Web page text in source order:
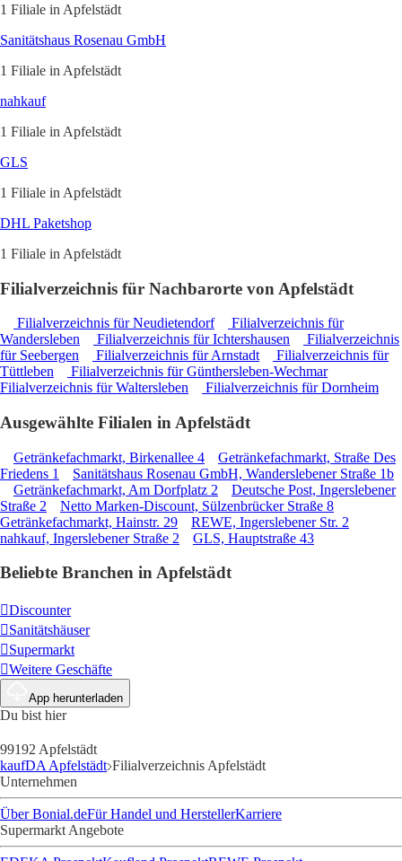
1 Filiale in Apfelstädt
Sanitätshaus Rosenau GmbH
1 Filiale in Apfelstädt
nahkauf
1 Filiale in Apfelstädt
GLS
1 Filiale in Apfelstädt
DHL Paketshop
1 Filiale in Apfelstädt
Filialverzeichnis für Nachbarorte von Apfelstädt
Filialverzeichnis für Neudietendorf
Filialverzeichnis für
Wandersleben
Filialverzeichnis für Ichtershausen
Filialverzeichnis
für Seebergen
Filialverzeichnis für Arnstadt
Filialverzeichnis für
Tüttleben
Filialverzeichnis für Günthersleben-Wechmar
Filialverzeichnis für Waltersleben
Filialverzeichnis für Dornheim
Ausgewählte Filialen in Apfelstädt
Getränkefachmarkt, Birkenallee 4
Getränkefachmarkt, Straße Des
Friedens 1
Sanitätshaus Rosenau GmbH, Wanderslebener Straße 1b
Getränkefachmarkt, Am Dorfplatz 2
Deutsche Post, Ingerslebener
Straße 2
Netto Marken-Discount, Sülzenbrücker Straße 8
Getränkefachmarkt, Hainstr. 29
REWE, Ingerslebener Str. 2
nahkauf, Ingerslebener Straße 2
GLS, Hauptstraße 43
Beliebte Branchen in Apfelstädt
Discounter
Sanitätshäuser
Supermarkt
Weitere Geschäfte
App herunterladen
Du bist hier
99192 Apfelstädt
kaufDA Apfelstädt Filialverzeichnis Apfelstädt
Unternehmen
Über Bonial.deFür Handel und HerstellerKarriere
Supermarkt Angebote